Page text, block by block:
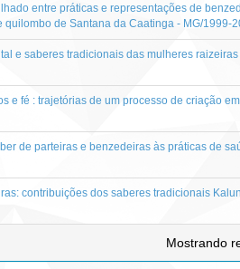
entre práticas e representações de
quilombo de Santana da Caatinga - MG/1999-
e saberes tradicionais das mulheres
e fé : trajetórias de um processo de criação
de parteiras e benzedeiras às práticas de
contribuições dos saberes tradicionais
Mostrando